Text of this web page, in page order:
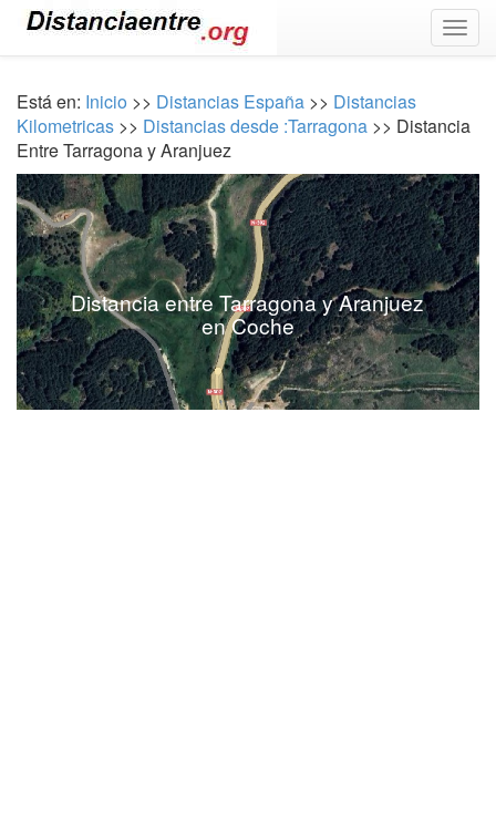
Está en: Inicio >> Distancias España >> Distancias
Kilometricas >> Distancias desde :Tarragona >> Distancia
Entre Tarragona y Aranjuez
Distancia entre Tarragona y Aranjuez
en Coche